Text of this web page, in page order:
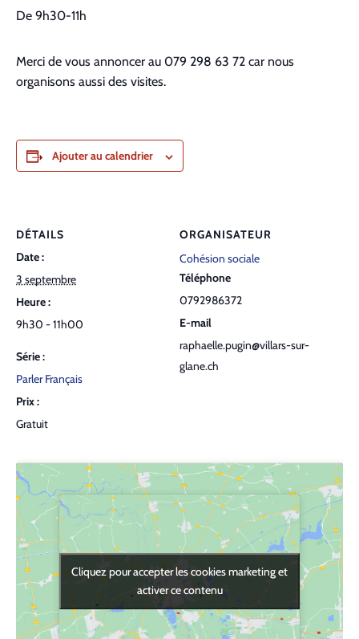
De 9h30-11h
Merci de vous annoncer au 079 298 63 72 car nous
organisons aussi des visites.
Ajouter au calendrier
DÉTAILS
Date :
3 septembre
Heure :
9h30 - 11h00
Série :
Parler Français
Prix :
Gratuit
ORGANISATEUR
Cohésion sociale
Téléphone
0792986372
E-mail
raphaelle.pugin@villars-sur-
glane.ch
Cliquez pour accepter les cookies marketing et
activer ce contenu
Cliquez pour accepter les cookies marketing et
activer ce contenu